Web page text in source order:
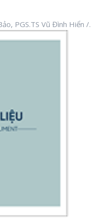
PGS.TS Vũ Đình Hiển /.